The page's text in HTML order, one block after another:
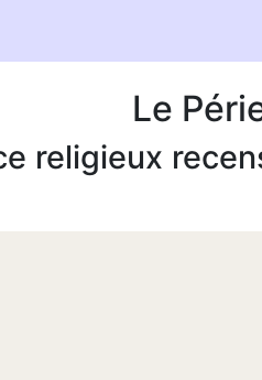
Le
religieux